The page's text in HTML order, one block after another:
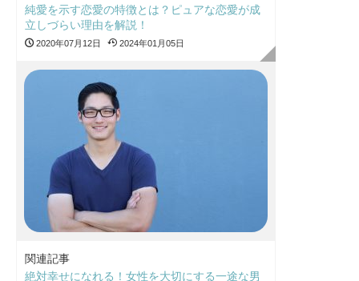
純愛を示す恋愛の特徴とは？ピュアな恋愛が成
立しづらい理由を解説！
2020年07月12日 2024年01月05日
関連記事
絶対幸せになれる！女性を大切にする一途な男